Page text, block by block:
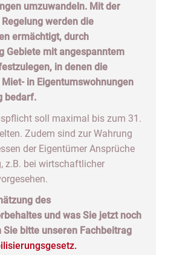
umzuwandeln. Mit der
werden die
ermächtigt, durch
Gebiete mit angespanntem
in denen die
in Eigentumswohnungen
bedarf.
soll maximal bis zum 31.
Zudem sind zur Wahrung
der Eigentümer Ansprüche
z.B. bei wirtschaftlicher
des
und was Sie jetzt noch
Sie bitte unseren Fachbeitrag